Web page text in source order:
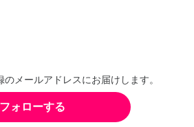
メールアドレスにお届けします。
ォローする